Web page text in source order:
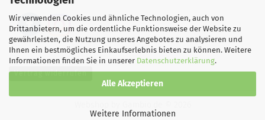
Wir verwenden Cookies und ähnliche Technologien, auch von
Drittanbietern, um die ordentliche Funktionsweise der Website zu
gewährleisten, die Nutzung unseres Angebotes zu analysieren und
Ihnen ein bestmögliches Einkaufserlebnis bieten zu können. Weitere
Informationen finden Sie in unserer Datenschutzerklärung.
Alle Akzeptieren
Weitere Informationen
Vertrag widerrufen